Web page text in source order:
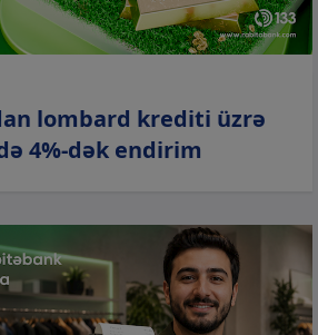
lombard krediti üzrə
4%-dək endirim